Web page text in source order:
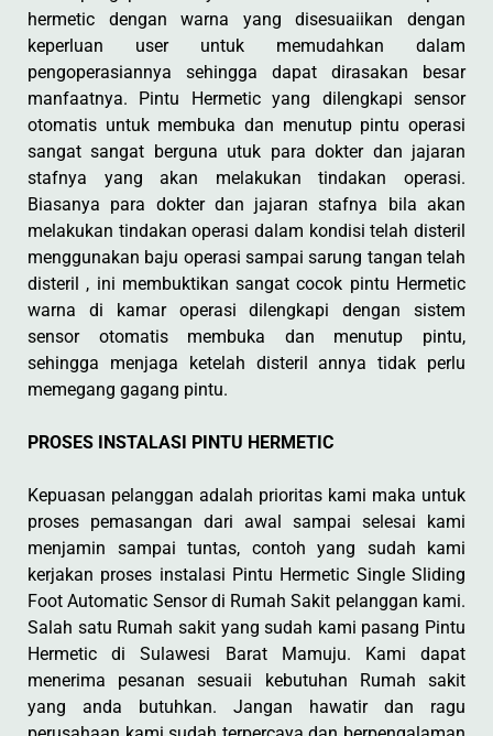
hermetic dengan warna yang disesuaiikan dengan
keperluan user untuk memudahkan dalam
pengoperasiannya sehingga dapat dirasakan besar
manfaatnya. Pintu Hermetic yang dilengkapi sensor
otomatis untuk membuka dan menutup pintu operasi
sangat sangat berguna utuk para dokter dan jajaran
stafnya yang akan melakukan tindakan operasi.
Biasanya para dokter dan jajaran stafnya bila akan
melakukan tindakan operasi dalam kondisi telah disteril
menggunakan baju operasi sampai sarung tangan telah
disteril , ini membuktikan sangat cocok pintu Hermetic
warna di kamar operasi dilengkapi dengan sistem
sensor otomatis membuka dan menutup pintu,
sehingga menjaga ketelah disteril annya tidak perlu
memegang gagang pintu.
PROSES INSTALASI PINTU HERMETIC
Kepuasan pelanggan adalah prioritas kami maka untuk
proses pemasangan dari awal sampai selesai kami
menjamin sampai tuntas, contoh yang sudah kami
kerjakan proses instalasi Pintu Hermetic Single Sliding
Foot Automatic Sensor di Rumah Sakit pelanggan kami.
Salah satu Rumah sakit yang sudah kami pasang Pintu
Hermetic di Sulawesi Barat Mamuju. Kami dapat
menerima pesanan sesuaii kebutuhan Rumah sakit
yang anda butuhkan. Jangan hawatir dan ragu